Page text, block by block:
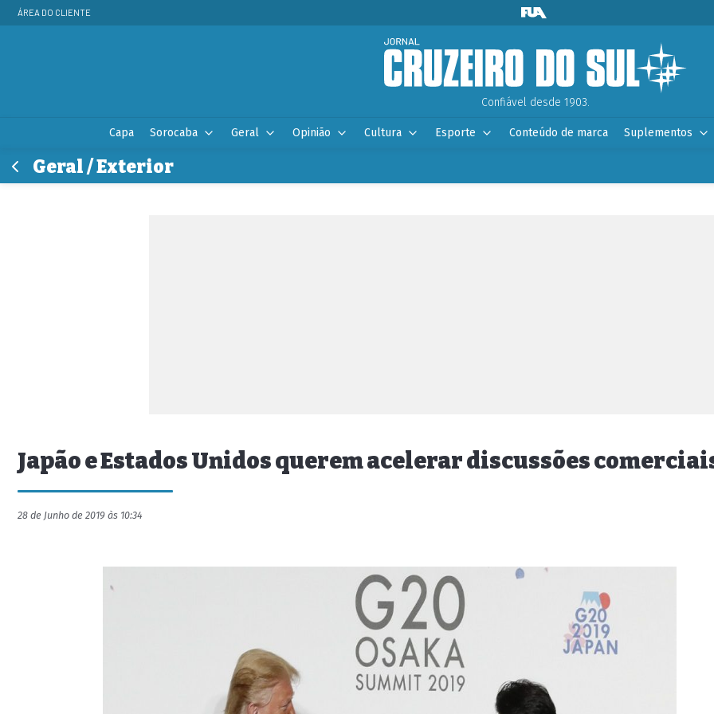
ÁREA DO CLIENTE
Confiável desde 1903.
Capa Sorocaba Geral Opinião Cultura Esporte Conteúdo de marca Suplementos
Geral / Exterior
Japão e Estados Unidos querem acelerar discussões
28 de Junho de 2019 às 10:34